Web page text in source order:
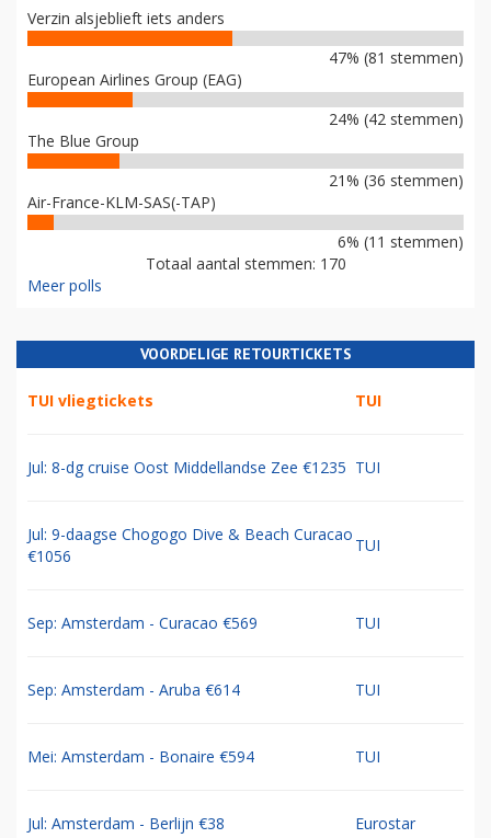
Verzin alsjeblieft iets anders
47% (81 stemmen)
European Airlines Group (EAG)
24% (42 stemmen)
The Blue Group
21% (36 stemmen)
Air-France-KLM-SAS(-TAP)
6% (11 stemmen)
Totaal aantal stemmen: 170
Meer polls
VOORDELIGE RETOURTICKETS
TUI vliegtickets TUI
Jul: 8-dg cruise Oost Middellandse Zee €1235 TUI
Jul: 9-daagse Chogogo Dive & Beach Curacao
€1056
TUI
Sep: Amsterdam - Curacao €569 TUI
Sep: Amsterdam - Aruba €614 TUI
Mei: Amsterdam - Bonaire €594 TUI
Jul: Amsterdam - Berlijn €38 Eurostar